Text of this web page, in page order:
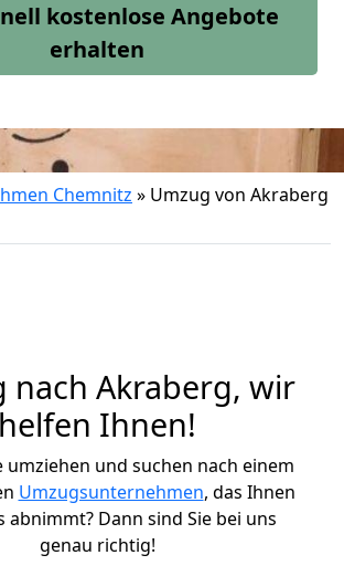
kostenlose Angebote
erhalten
Chemnitz » Umzug von Akraberg
nach Akraberg, wir
helfen Ihnen!
umziehen und suchen nach einem
Umzugsunternehmen, das Ihnen
abnimmt? Dann sind Sie bei uns
genau richtig!